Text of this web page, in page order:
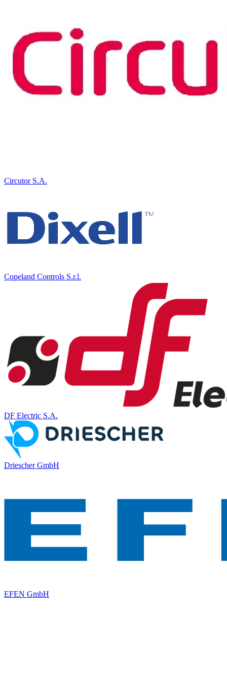
Circutor S.A.
Copeland Controls S.r.l.
DF Electric S.A.
Driescher GmbH
EFEN GmbH